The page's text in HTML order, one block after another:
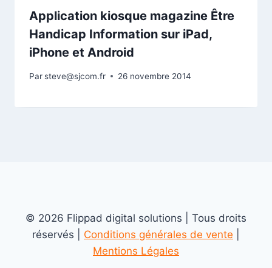
Application kiosque magazine Être
Handicap Information sur iPad,
iPhone et Android
Parsteve@sjcom.fr 26 novembre 2014
© 2026 Flippad digital solutions | Tous droits
réservés | Conditions générales de vente
Mentions Légales